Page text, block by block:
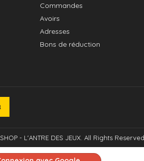
Commandes
Avoirs
Adresses
Bons de réduction
- L'ANTRE DES JEUX. All Rights Reserved.